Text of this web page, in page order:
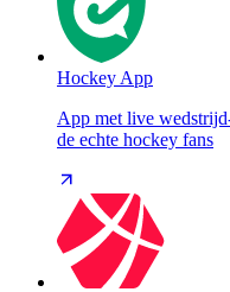
Hockey App
App met live
de echte hockey fans